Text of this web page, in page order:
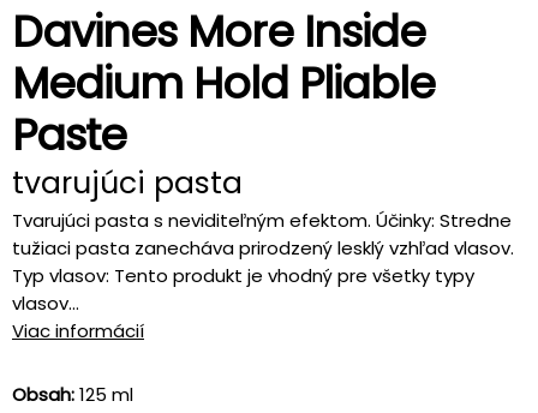
Davines More Inside
Medium Hold Pliable
Paste
tvarujúci pasta
Tvarujúci pasta s neviditeľným efektom. Účinky: Stredne
tužiaci pasta zanecháva prirodzený lesklý vzhľad vlasov.
Typ vlasov: Tento produkt je vhodný pre všetky typy
vlasov...
Viac informácií
Obsah:125 ml